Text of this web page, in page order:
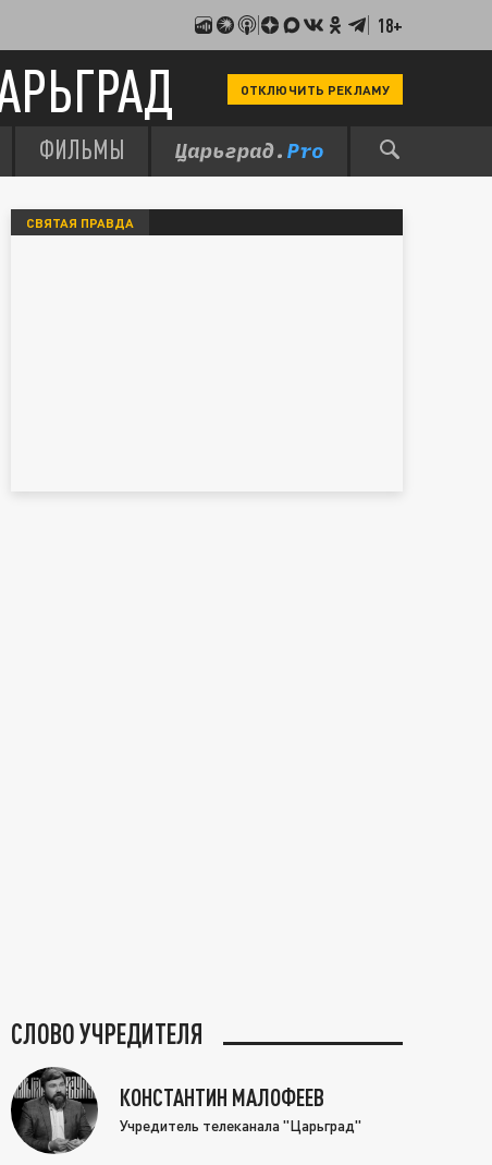
18+
ОТКЛЮЧИТЬ РЕКЛАМУ
ФИЛЬМЫ
СВЯТАЯ ПРАВДА
СЛОВО УЧРЕДИТЕЛЯ
КОНСТАНТИН МАЛОФЕЕВ
Учредитель телеканала "Царьград"